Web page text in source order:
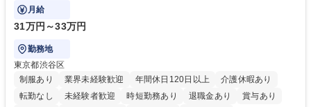
い方にお勧めの環境です！
月給
31万円～33万円
勤務地
東京都渋谷区
制服あり
業界未経験歓迎 年間休日120日以上
介護休暇あり
転勤なし
未経験者歓迎 時短勤務あり 退職金あり
賞与あり